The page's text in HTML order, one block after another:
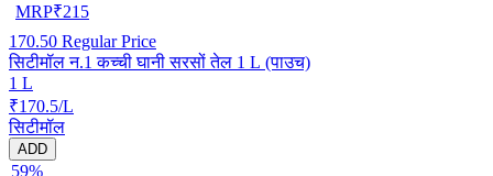
MRP₹215
170.50 Regular Price
सिटीमॉल न.1 कच्ची घानी सरसों तेल 1 L (पाउच)
1 L
₹170.5/L
सिटीमॉल
ADD
59%